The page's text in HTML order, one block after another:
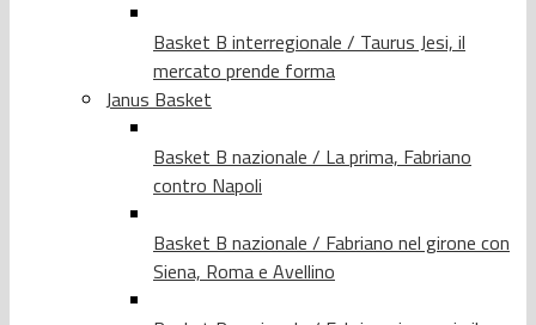
Basket B interregionale / Taurus Jesi, il
mercato prende forma
Janus Basket
Basket B nazionale / La prima, Fabriano
contro Napoli
Basket B nazionale / Fabriano nel girone con
Siena, Roma e Avellino